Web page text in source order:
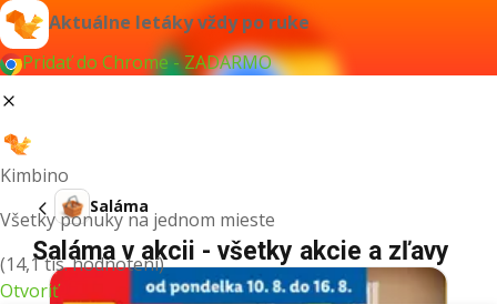
Aktuálne letáky vždy po ruke
Pridať do Chrome - ZADARMO
Kimbino
Všetky ponuky na jednom mieste
(14,1 tis. hodnotení)
Otvoriť
Saláma
Saláma v akcii - všetky akcie a zľavy